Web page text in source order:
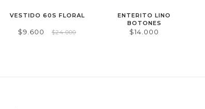
VESTIDO 60S FLORAL
$9.600 $24.000
ENTERITO LINO
BOTONES
$14.000